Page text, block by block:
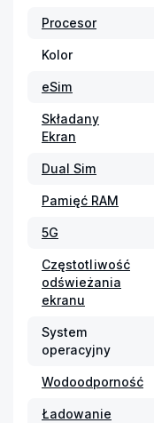
Procesor
Kolor
eSim
Składany
Ekran
Dual Sim
Pamięć RAM
5G
Częstotliwość
odświeżania
ekranu
System
operacyjny
Wodoodporność
Ładowanie